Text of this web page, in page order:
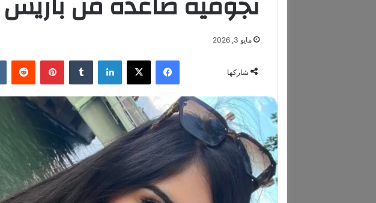
مايو 3, 2026
شاركها
فيسبوك ‫X لينكدإن ‏Tumblr بينتيريست ‏Reddit